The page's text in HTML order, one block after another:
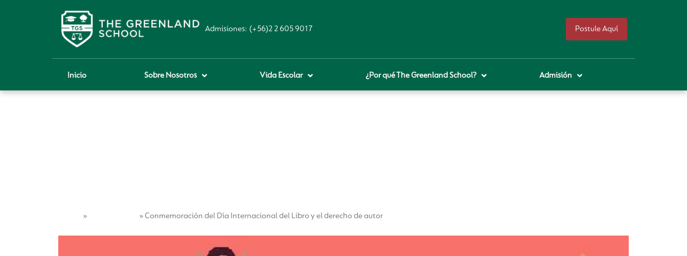
Admisiones: (+56)2 2 605 9017 Postule Aquí
Inicio Sobre Nosotros Vida Escolar ¿Por qué The Greenland School? Admisión
» » Conmemoración del Día Internacional del Libro y el derecho de autor